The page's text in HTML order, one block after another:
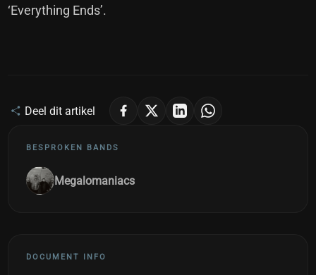
‘Everything Ends’.
Deel dit artikel
BESPROKEN BANDS
Megalomaniacs
DOCUMENT INFO